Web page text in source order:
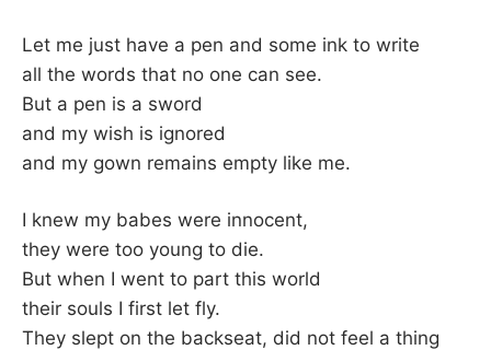
Let me just have a pen and some ink to write
all the words that no one can see.
But a pen is a sword
and my wish is ignored
and my gown remains empty like me.
I knew my babes were innocent,
they were too young to die.
But when I went to part this world
their souls I first let fly.
They slept on the backseat, did not feel a thing